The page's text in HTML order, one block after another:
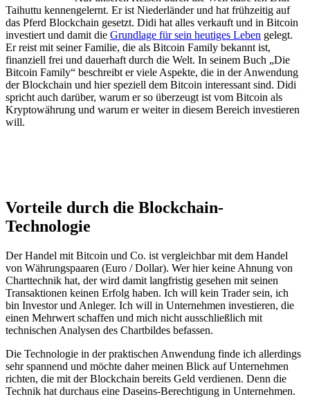
Taihuttu kennengelernt. Er ist Niederländer und hat frühzeitig auf
das Pferd Blockchain gesetzt. Didi hat alles verkauft und in Bitcoin
investiert und damit die Grundlage für sein heutiges Leben gelegt.
Er reist mit seiner Familie, die als Bitcoin Family bekannt ist,
finanziell frei und dauerhaft durch die Welt. In seinem Buch „Die
Bitcoin Family“ beschreibt er viele Aspekte, die in der Anwendung
der Blockchain und hier speziell dem Bitcoin interessant sind. Didi
spricht auch darüber, warum er so überzeugt ist vom Bitcoin als
Kryptowährung und warum er weiter in diesem Bereich investieren
will.
Vorteile durch die Blockchain-
Technologie
Der Handel mit Bitcoin und Co. ist vergleichbar mit dem Handel
von Währungspaaren (Euro / Dollar). Wer hier keine Ahnung von
Charttechnik hat, der wird damit langfristig gesehen mit seinen
Transaktionen keinen Erfolg haben. Ich will kein Trader sein, ich
bin Investor und Anleger. Ich will in Unternehmen investieren, die
einen Mehrwert schaffen und mich nicht ausschließlich mit
technischen Analysen des Chartbildes befassen.
Die Technologie in der praktischen Anwendung finde ich allerdings
sehr spannend und möchte daher meinen Blick auf Unternehmen
richten, die mit der Blockchain bereits Geld verdienen. Denn die
Technik hat durchaus eine Daseins-Berechtigung in Unternehmen.